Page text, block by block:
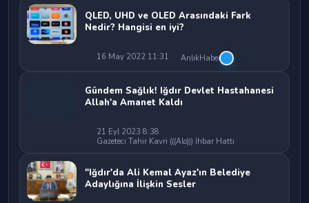
QLED, UHD ve OLED Arasındaki Fark
Nedir? Hangisi en iyi?
16 May 2022 11:31 AnlıkHaber
Gündem Sağlık! Iğdır Devlet Hastahanesi
Allah'a Amanet Kaldı
21 Eyl 2023 8:38
Gazeteci Tahir Kavri (((Alo))) İhbar Hattı
"Iğdır'da Ali Kemal Ayaz'ın Belediye
Adaylığına İlişkin Sesler